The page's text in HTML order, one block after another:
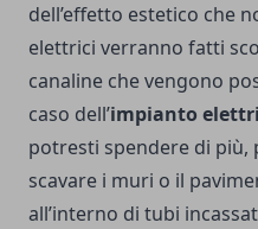
dell’effetto estetico che
elettrici verranno fatti
canaline che vengono
caso dell’impianto
potresti spendere di più,
scavare i muri o il
all’interno di tubi